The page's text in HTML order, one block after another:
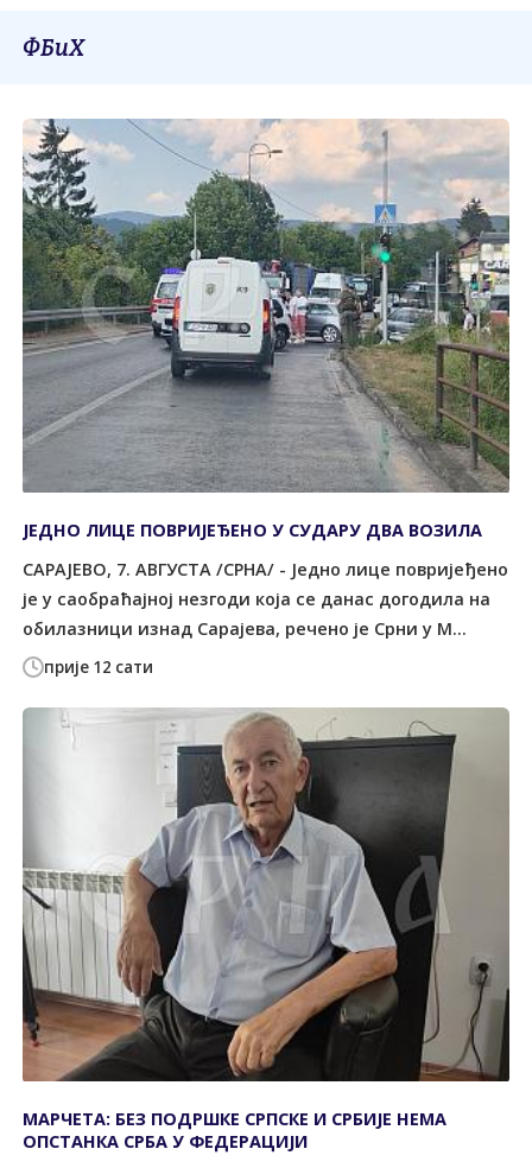
ФБиХ
прије 12 сати
ЈЕДНО ЛИЦЕ ПОВРИЈЕЂЕНО У СУДАРУ ДВА ВОЗИЛА
САРАЈЕВО, 7. АВГУСТА /СРНА/ - Једно лице повријеђено
је у саобраћајној незгоди која се данас догодила на
обилазници изнад Сарајева, речено је Срни у М...
МАРЧЕТА: БЕЗ ПОДРШКЕ СРПСКЕ И СРБИЈЕ НЕМА
ОПСТАНКА СРБА У ФЕДЕРАЦИЈИ